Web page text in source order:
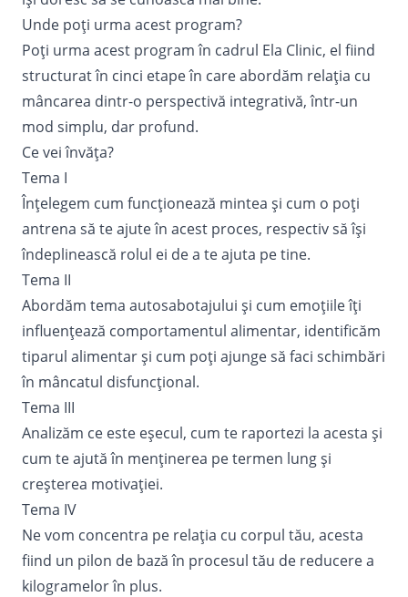
Unde poți urma acest program?
Poți urma acest program în cadrul Ela Clinic, el fiind
structurat în cinci etape în care abordăm relația cu
mâncarea dintr-o perspectivă integrativă, într-un
mod simplu, dar profund.
Ce vei învăța?
Tema I
Înțelegem cum funcționează mintea și cum o poți
antrena să te ajute în acest proces, respectiv să își
îndeplinească rolul ei de a te ajuta pe tine.
Tema II
Abordăm tema autosabotajului și cum emoțiile îți
influențează comportamentul alimentar, identificăm
tiparul alimentar și cum poți ajunge să faci schimbări
în mâncatul disfuncțional.
Tema III
Analizăm ce este eșecul, cum te raportezi la acesta și
cum te ajută în menținerea pe termen lung și
creșterea motivației.
Tema IV
Ne vom concentra pe relația cu corpul tău, acesta
fiind un pilon de bază în procesul tău de reducere a
kilogramelor în plus.